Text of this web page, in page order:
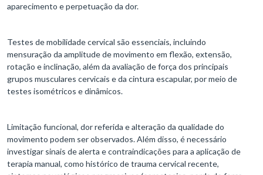
aparecimento e perpetuação da dor.
Testes de mobilidade cervical são essenciais, incluindo
mensuração da amplitude de movimento em flexão, extensão,
rotação e inclinação, além da avaliação de força dos principais
grupos musculares cervicais e da cintura escapular, por meio de
testes isométricos e dinâmicos.
Limitação funcional, dor referida e alteração da qualidade do
movimento podem ser observados.​ Além disso, é necessário
investigar sinais de alerta e contraindicações para a aplicação de
terapia manual, como histórico de trauma cervical recente,